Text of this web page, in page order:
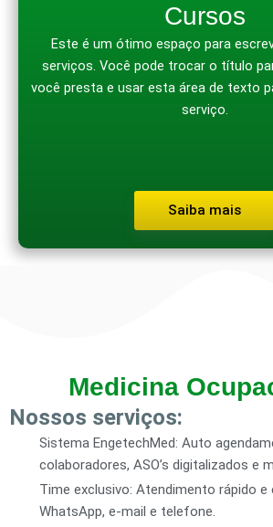
Cursos
Este é um ótimo espaço para
serviços. Você pode trocar o título
você presta e usar esta área de texto
serviço.
Saiba mais
Medicina
Nossos serviços:
Sistema EngetechMed: Auto
colaboradores, ASO’s digitalizados e
Time exclusivo: Atendimento rápido e
WhatsApp, e-mail e telefone.